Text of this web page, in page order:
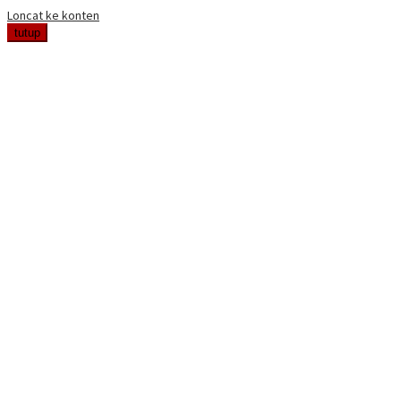
Loncat ke konten
tutup